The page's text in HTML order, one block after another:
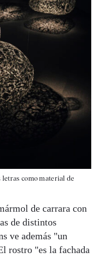
letras como material de
de carrara con
de distintos
ve además "un
rostro "es la fachada